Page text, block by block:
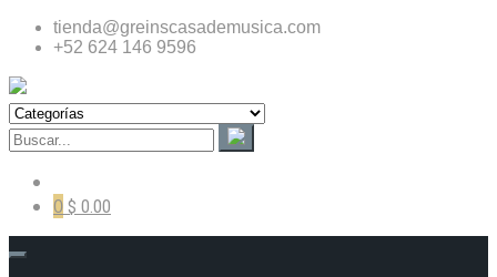
tienda@greinscasademusica.com
+52 624 146 9596
0 $ 0.00